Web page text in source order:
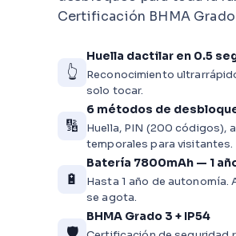
Certificación BHMA
👆
Huella dactilar en 0.5
Reconocimiento
solo tocar.
🔢
6 métodos de
Huella, PIN (200 códigos),
temporales para visitantes.
🔋
Batería 7800mAh — 1
Hasta 1 año de autonomía.
se agota.
BHMA Grado 3 + IP54